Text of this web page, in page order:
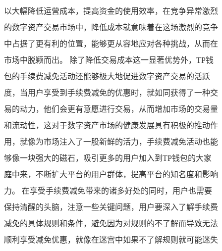
以大幅降低运营成本，提高资金的使用效率，在竞争异常激烈
的数字资产交易市场中，降低成本就意味着在这场激烈的竞争
中占据了更有利的位置，能够更从容地应对各种挑战，从而在
市场中脱颖而出。 除了降低交易成本这一显著优势外，TP钱
包的手续费减免活动还能够极大地促进数字资产交易的活跃
度，当用户享受到手续费减免的优惠时，就如同获得了一种交
易的动力，他们会更有意愿进行交易，从而增加市场的交易量
和流动性，这对于数字资产市场的健康发展具有积极的推动作
用，就像为市场注入了一股新鲜的活力，手续费减免活动也能
够像一块强大的磁石，吸引更多的用户加入到TP钱包的大家
庭中来，不断扩大平台的用户群体，提高平台的知名度和影响
力。 在享受手续费减免带来的诸多好处的同时，用户也需要
保持清醒的头脑，注意一些关键问题，用户要深入了解手续费
减免的具体规则和条件，避免因为对规则的不了解而导致无法
顺利享受减免优惠，就像在迷宫中如果不了解规则就可能迷失